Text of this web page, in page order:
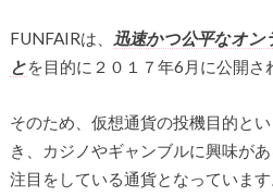
FUNFAIRは、
迅速かつ公平なオ
とを目的に２０１７年6月に公開さ
そのため、仮想通貨の投機目的と
き、カジノやギャンブルに興味が
注目をしている通貨となっています